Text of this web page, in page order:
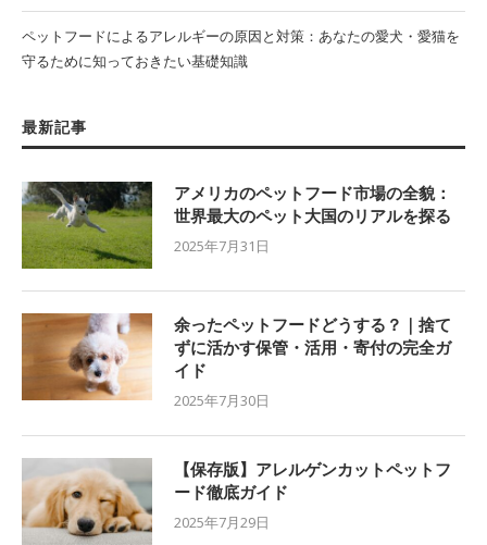
ペットフードによるアレルギーの原因と対策：あなたの愛犬・愛猫を
守るために知っておきたい基礎知識
最新記事
アメリカのペットフード市場の全貌：
世界最大のペット大国のリアルを探る
2025年7月31日
余ったペットフードどうする？｜捨て
ずに活かす保管・活用・寄付の完全ガ
イド
2025年7月30日
【保存版】アレルゲンカットペットフ
ード徹底ガイド
2025年7月29日